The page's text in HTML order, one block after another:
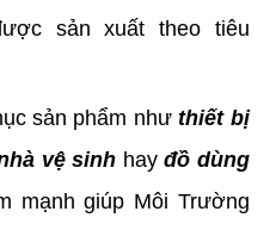
sản xuất theo tiêu
sản phẩm nhưthiết bị
vệ sinh hayđồ dùng
mạnh giúp Môi Trường